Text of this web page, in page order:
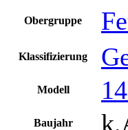
Obergruppe
Klassifizierung
Modell
Baujahr